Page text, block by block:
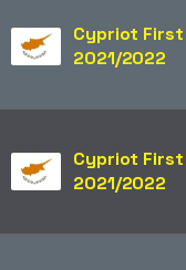
Cypriot First Division
2021/2022
Cypriot First Division
2021/2022